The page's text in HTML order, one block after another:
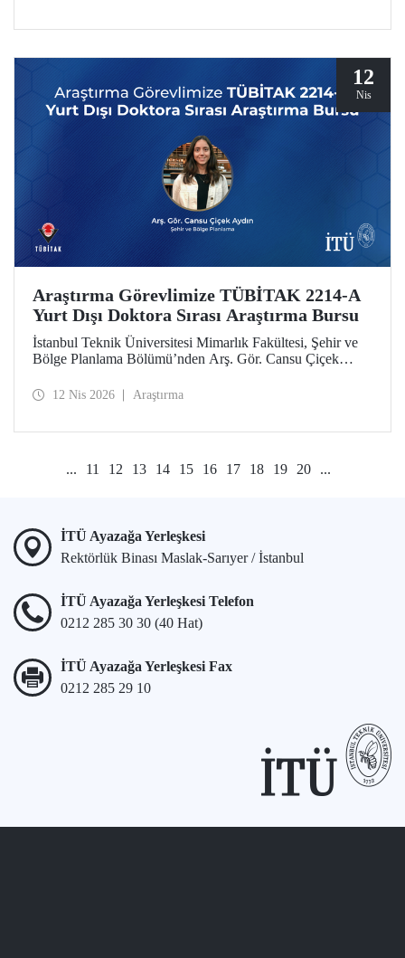
dünyanın en etkili dergileri arasında yer alan Science
12
Nis
Araştırma Görevlimize TÜBİTAK 2214-A
Yurt Dışı Doktora Sırası Araştırma Bursu
İstanbul Teknik Üniversitesi Mimarlık Fakültesi, Şehir ve
Bölge Planlama Bölümü’nden Arş. Gör. Cansu Çiçek
Araştırma Bursu kapsamında desteklenmeye hak kazandı.
12 Nis 2026 Araştırma
... 11 12 13 14 15 16 17 18 19 20 ...
İTÜ Ayazağa Yerleşkesi
Rektörlük Binası Maslak-Sarıyer / İstanbul
İTÜ Ayazağa Yerleşkesi Telefon
0212 285 30 30 (40 Hat)
İTÜ Ayazağa Yerleşkesi Fax
0212 285 29 10